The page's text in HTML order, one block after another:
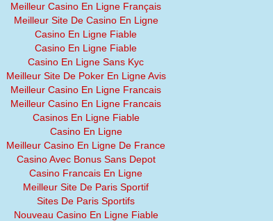
Meilleur Casino En Ligne Français
Meilleur Site De Casino En Ligne
Casino En Ligne Fiable
Casino En Ligne Fiable
Casino En Ligne Sans Kyc
Meilleur Site De Poker En Ligne Avis
Meilleur Casino En Ligne Francais
Meilleur Casino En Ligne Francais
Casinos En Ligne Fiable
Casino En Ligne
Meilleur Casino En Ligne De France
Casino Avec Bonus Sans Depot
Casino Francais En Ligne
Meilleur Site De Paris Sportif
Sites De Paris Sportifs
Nouveau Casino En Ligne Fiable